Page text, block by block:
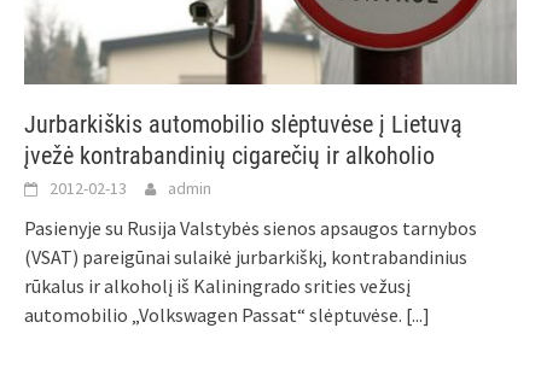
Jurbarkiškis automobilio slėptuvėse į Lietuvą
įvežė kontrabandinių cigarečių ir alkoholio
2012-02-13 admin
Pasienyje su Rusija Valstybės sienos apsaugos tarnybos
(VSAT) pareigūnai sulaikė jurbarkiškį, kontrabandinius
rūkalus ir alkoholį iš Kaliningrado srities vežusį
automobilio „Volkswagen Passat“ slėptuvėse. [...]